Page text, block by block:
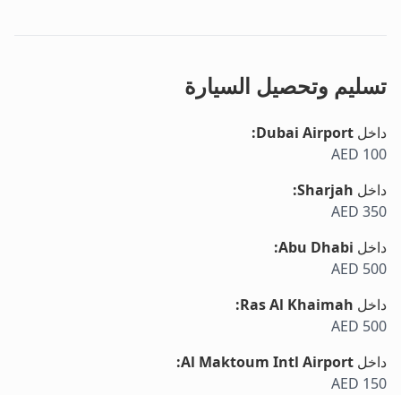
تسليم وتحصيل السيارة
داخل Dubai Airport
:
AED 100
داخل Sharjah
:
AED 350
داخل Abu Dhabi
:
AED 500
داخل Ras Al Khaimah
:
AED 500
داخل Al Maktoum Intl Airport
:
AED 150